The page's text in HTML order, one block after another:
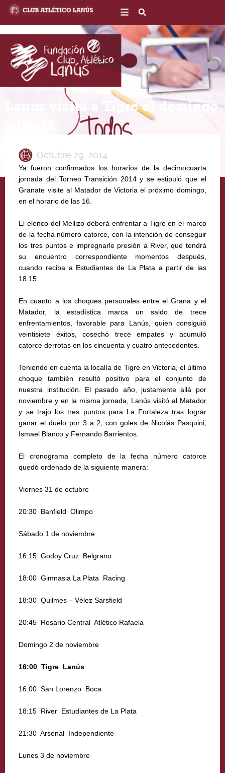
contenido
Lanús visita a Tigre el domingo
Octubre 29, 2014
Ya fueron confirmados los horarios de la decimocuarta
jornada del Torneo Transición 2014 y se estipuló que el
Granate visite al Matador de Victoria el próximo domingo,
en el horario de las 16.
El elenco del Mellizo deberá enfrentar a Tigre en el marco
de la fecha número catorce, con la intención de conseguir
los tres puntos e impregnarle presión a River, que tendrá
su encuentro correspondiente momentos después,
cuando reciba a Estudiantes de La Plata a partir de las
18.15.
En cuanto a los choques personales entre el Grana y el
Matador, la estadística marca un saldo de trece
enfrentamientos, favorable para Lanús, quien consiguió
veintisiete éxitos, cosechó trece empates y acumuló
catorce derrotas en los cincuenta y cuatro antecedentes.
Teniendo en cuenta la localía de Tigre en Victoria, el último
choque también resultó positivo para el conjunto de
nuestra institución. El pasado año, justamente allá por
noviembre y en la misma jornada, Lanús visitó al Matador
y se trajo los tres puntos para La Fortaleza tras lograr
ganar el duelo por 3 a 2, con goles de Nicolás Pasquini,
Ismael Blanco y Fernando Barrientos.
El cronograma completo de la fecha número catorce
quedó ordenado de la siguiente manera:
Viernes 31 de octubre
20:30  Banfield  Olimpo
Sábado 1 de noviembre
16:15  Godoy Cruz  Belgrano
18:00  Gimnasia La Plata  Racing
18:30  Quilmes – Vélez Sarsfield
20:45  Rosario Central  Atlético Rafaela
Domingo 2 de noviembre
16:00  Tigre  Lanús
16:00  San Lorenzo  Boca
18:15  River  Estudiantes de La Plata
21:30  Arsenal  Independiente
Lunes 3 de noviembre